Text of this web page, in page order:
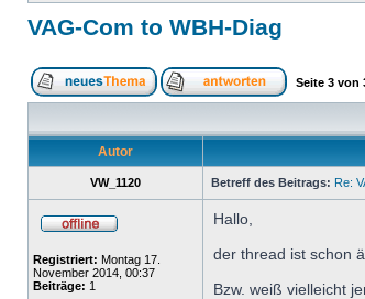
VAG-Com to WBH-Diag
Seite 3 von
Autor
VW_1120 Betreff des Beitrags: Re:
Registriert: Montag 17.
November 2014, 00:37
Beiträge: 1
Hallo,
der thread ist schon
Bzw. weiß vielleicht